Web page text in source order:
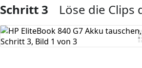
Kommentar hinzufügen
Schritt 3 Löse die